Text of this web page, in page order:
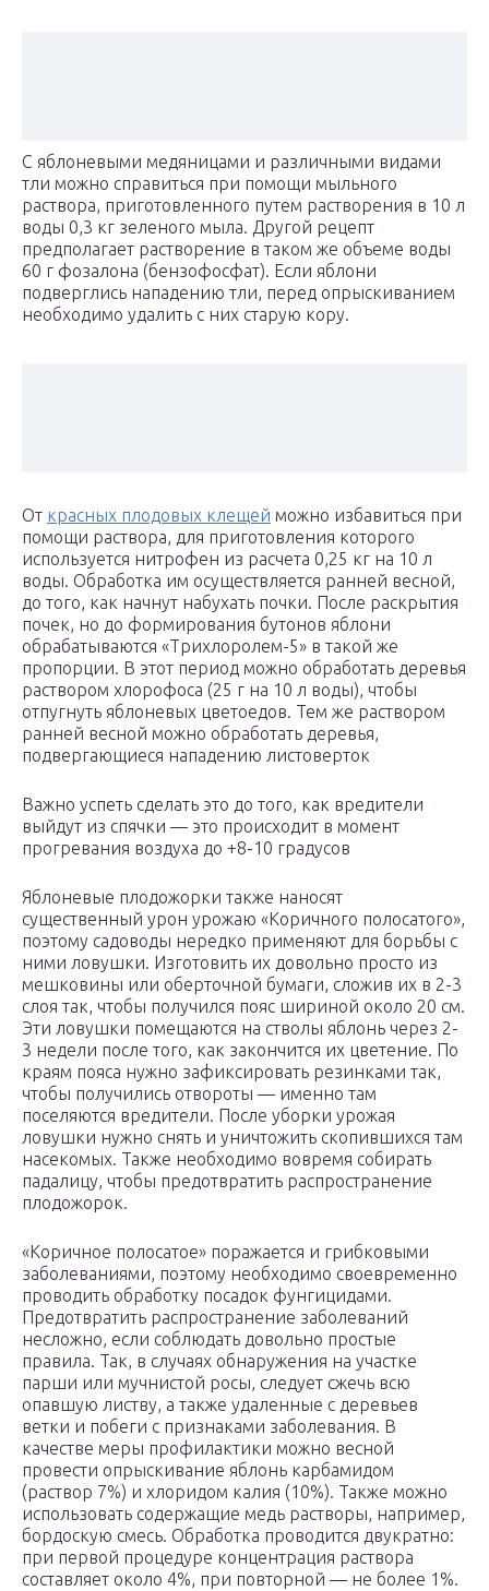
С яблоневыми медяницами и различными видами
тли можно справиться при помощи мыльного
раствора, приготовленного путем растворения в 10 л
воды 0,3 кг зеленого мыла. Другой рецепт
предполагает растворение в таком же объеме воды
60 г фозалона (бензофосфат). Если яблони
подверглись нападению тли, перед опрыскиванием
необходимо удалить с них старую кору.
От красных плодовых клещей можно избавиться при
помощи раствора, для приготовления которого
используется нитрофен из расчета 0,25 кг на 10 л
воды. Обработка им осуществляется ранней весной,
до того, как начнут набухать почки. После раскрытия
почек, но до формирования бутонов яблони
обрабатываются «Трихлоролем-5» в такой же
пропорции. В этот период можно обработать деревья
раствором хлорофоса (25 г на 10 л воды), чтобы
отпугнуть яблоневых цветоедов. Тем же раствором
ранней весной можно обработать деревья,
подвергающиеся нападению листоверток
Важно успеть сделать это до того, как вредители
выйдут из спячки — это происходит в момент
прогревания воздуха до +8-10 градусов
Яблоневые плодожорки также наносят
существенный урон урожаю «Коричного полосатого»,
поэтому садоводы нередко применяют для борьбы с
ними ловушки. Изготовить их довольно просто из
мешковины или оберточной бумаги, сложив их в 2-3
слоя так, чтобы получился пояс шириной около 20 см.
Эти ловушки помещаются на стволы яблонь через 2-
3 недели после того, как закончится их цветение. По
краям пояса нужно зафиксировать резинками так,
чтобы получились отвороты — именно там
поселяются вредители. После уборки урожая
ловушки нужно снять и уничтожить скопившихся там
насекомых. Также необходимо вовремя собирать
падалицу, чтобы предотвратить распространение
плодожорок.
«Коричное полосатое» поражается и грибковыми
заболеваниями, поэтому необходимо своевременно
проводить обработку посадок фунгицидами.
Предотвратить распространение заболеваний
несложно, если соблюдать довольно простые
правила. Так, в случаях обнаружения на участке
парши или мучнистой росы, следует сжечь всю
опавшую листву, а также удаленные с деревьев
ветки и побеги с признаками заболевания. В
качестве меры профилактики можно весной
провести опрыскивание яблонь карбамидом
(раствор 7%) и хлоридом калия (10%). Также можно
использовать содержащие медь растворы, например,
бордоскую смесь. Обработка проводится двукратно:
при первой процедуре концентрация раствора
составляет около 4%, при повторной — не более 1%.